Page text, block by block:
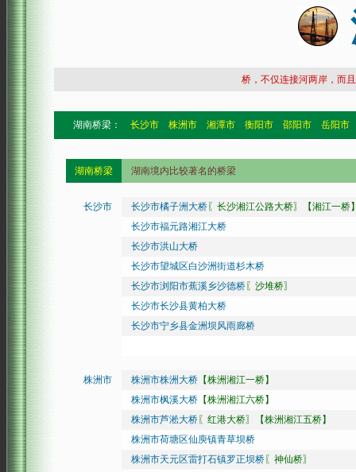
桥，不仅连接河两岸，而
湖南桥梁： 长沙市 株洲市 湘潭市 衡阳市 邵阳市 岳阳市
湖南桥梁 湖南境内比较著名的桥梁
长沙市 长沙市橘子洲大桥 〖长沙湘江公路大桥〗【湘江一桥
长沙市福元路湘江大桥
长沙市洪山大桥
长沙市望城区白沙洲街道杉木桥
长沙市浏阳市蕉溪乡沙德桥 〖沙堆桥〗
长沙市长沙县黄柏大桥
长沙市宁乡县金洲坝风雨廊桥
株洲市 株洲市株洲大桥 【株洲湘江一桥】
株洲市枫溪大桥 【株洲湘江六桥】
株洲市芦淞大桥 〖红港大桥〗【株洲湘江五桥】
株洲市荷塘区仙庾镇青草坝桥
株洲市天元区雷打石镇罗正坝桥 〖神仙桥〗